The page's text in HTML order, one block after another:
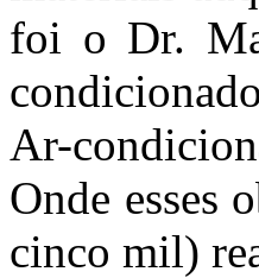
foi o Dr.
Ar-
Onde esses
cinco mil)